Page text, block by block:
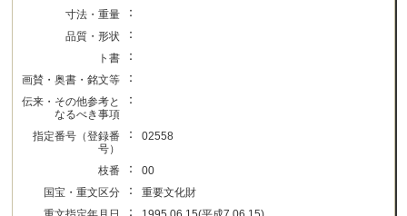
寸法・重量 ：
品質・形状 ：
ト書 ：
画賛・奥書・銘文等 ：
伝来・その他参考と
なるべき事項
：
指定番号（登録番
号）
： 02558
枝番 ：
00
国宝・重文区分
：
重要文化財
：